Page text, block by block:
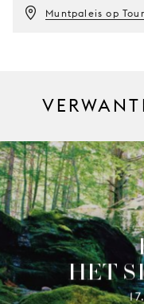
Muntpaleis op
HET